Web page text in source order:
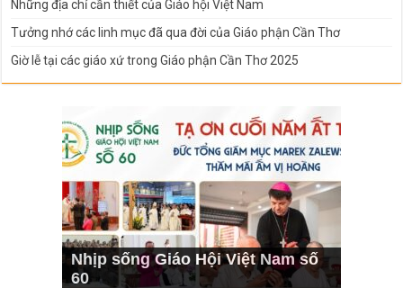
Những địa chỉ cần thiết của Giáo hội Việt Nam
Tưởng nhớ các linh mục đã qua đời của Giáo phận Cần Thơ
Giờ lễ tại các giáo xứ trong Giáo phận Cần Thơ 2025
Nhịp sống Giáo Hội Việt Nam số
60